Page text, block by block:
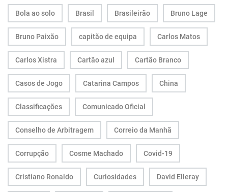
Bola ao solo Brasil Brasileirão Bruno Lage
Bruno Paixão capitão de equipa Carlos Matos
Carlos Xistra Cartão azul Cartão Branco
Casos de Jogo Catarina Campos China
Classificações Comunicado Oficial
Conselho de Arbitragem Correio da Manhã
Corrupção Cosme Machado Covid-19
Cristiano Ronaldo Curiosidades David Elleray